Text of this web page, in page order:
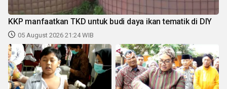
KKP manfaatkan TKD untuk budi daya ikan tematik di DIY
05 August 2026 21:24 WIB